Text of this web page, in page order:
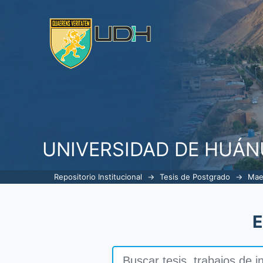
UNIVERSIDAD DE
Eficiencia y satisfacción de la
comercio e industrias,
Repositorio Institucional → Tesis de Postgrado →